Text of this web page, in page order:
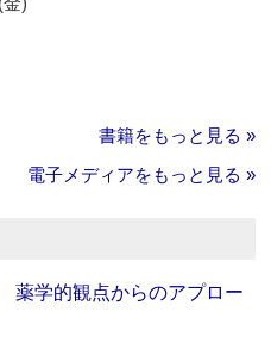
書籍をもっと見る »
電子メディアをもっと見る »
薬学的観点からのアプロー